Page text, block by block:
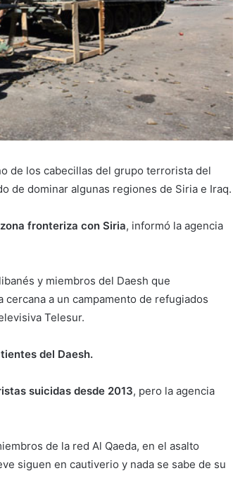
de los cabecillas del grupo terrorista del
de dominar algunas regiones de Siria e Iraq.
fronteriza con Siria, informó la agencia
y miembros del Daesh que
a un campamento de refugiados
Telesur.
del Daesh.
suicidas desde 2013, pero la agencia
de la red Al Qaeda, en el asalto
siguen en cautiverio y nada se sabe de su